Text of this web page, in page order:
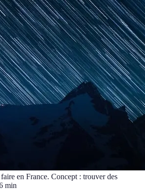
en France. Concept : trouver des
min